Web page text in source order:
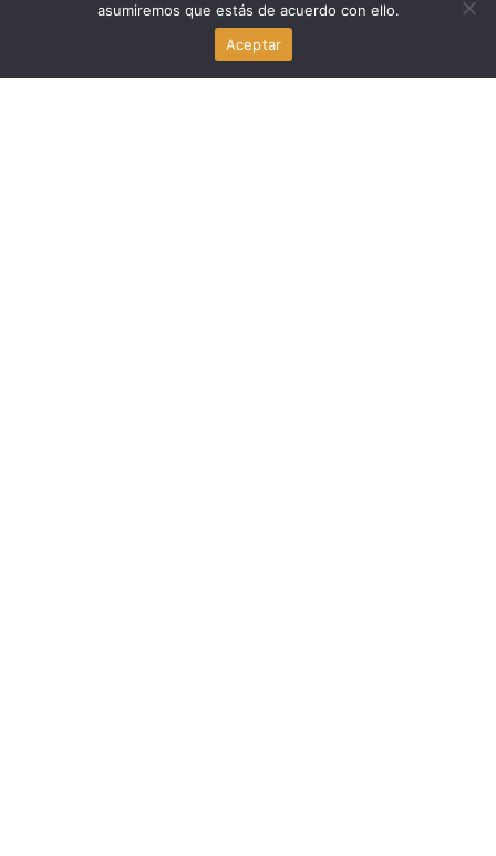
Fernando D’Alessio fallece: el legado del fundador de
Centrum PUCP y exministro de Educación y Salud
asumiremos que estás de acuerdo con ello.
Aceptar